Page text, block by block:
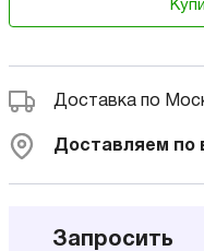
Доставка по
Доставляем по
Запросить